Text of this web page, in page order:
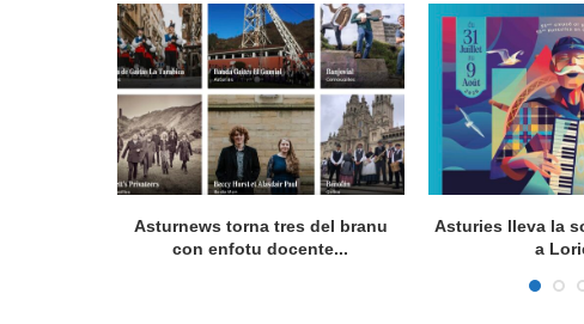
Asturnews torna tres del branu
con enfotu docente...
Asturies lleva la
a